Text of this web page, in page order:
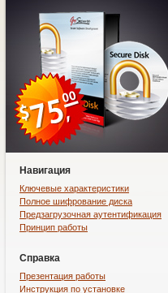
Навигация
Ключевые характеристики
Полное шифрование диска
Предзагрузочная аутентификация
Принцип работы
Справка
Презентация работы
Инструкция по установке